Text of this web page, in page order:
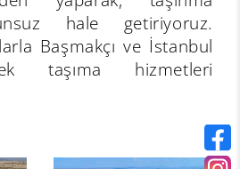
hale getiriyoruz.
Başmakçı ve İstanbul
taşıma hizmetleri